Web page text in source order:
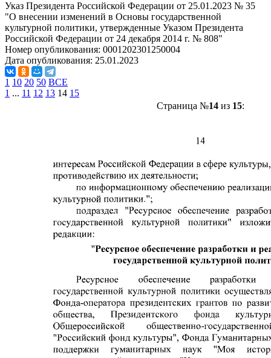
Указ Президента Российской Федерации от 25.01.2023 № 35
"О внесении изменений в Основы государственной
культурной политики, утвержденные Указом Президента
Российской Федерации от 24 декабря 2014 г. № 808"
Номер опубликования: 0001202301250004
Дата опубликования: 25.01.2023
1 10 20 50 ВСЕ
1 ... 11 12 13 14 15
Страница №14из 15: